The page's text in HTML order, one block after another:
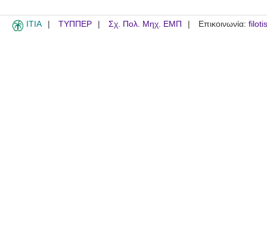
ITIA ΤΥΠΠΕΡ Σχ. Πολ. Μηχ. ΕΜΠ Επικοινωνία: